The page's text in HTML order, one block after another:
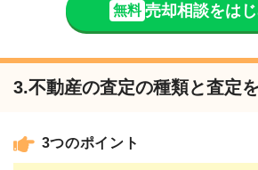
無料 売却相談をは
3.不動産の査定の種類と査定
3つのポイント